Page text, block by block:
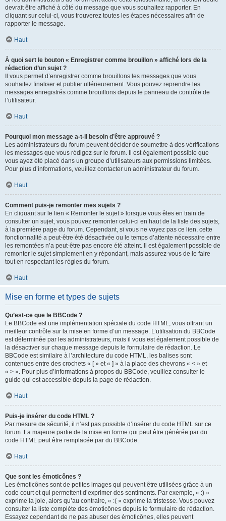
devrait être affiché à côté du message que vous souhaitez rapporter. En
cliquant sur celui-ci, vous trouverez toutes les étapes nécessaires afin de
rapporter le message.
Haut
À quoi sert le bouton « Enregistrer comme brouillon » affiché lors de la
rédaction d’un sujet ?
Il vous permet d’enregistrer comme brouillons les messages que vous
souhaitez finaliser et publier ultérieurement. Vous pouvez reprendre les
messages enregistrés comme brouillons depuis le panneau de contrôle de
l’utilisateur.
Haut
Pourquoi mon message a-t-il besoin d’être approuvé ?
Les administrateurs du forum peuvent décider de soumettre à des vérifications
les messages que vous rédigez sur le forum. Il est également possible que
vous ayez été placé dans un groupe d’utilisateurs aux permissions limitées.
Pour plus d’informations, veuillez contacter un administrateur du forum.
Haut
Comment puis-je remonter mes sujets ?
En cliquant sur le lien « Remonter le sujet » lorsque vous êtes en train de
consulter un sujet, vous pouvez remonter celui-ci en haut de la liste des sujets,
à la première page du forum. Cependant, si vous ne voyez pas ce lien, cette
fonctionnalité a peut-être été désactivée ou le temps d’attente nécessaire entre
les remontées n’a peut-être pas encore été atteint. Il est également possible de
remonter le sujet simplement en y répondant, mais assurez-vous de le faire
tout en respectant les règles du forum.
Haut
Mise en forme et types de sujets
Qu’est-ce que le BBCode ?
Le BBCode est une implémentation spéciale du code HTML, vous offrant un
meilleur contrôle sur la mise en forme d’un message. L’utilisation du BBCode
est déterminée par les administrateurs, mais il vous est également possible de
la désactiver sur chaque message depuis le formulaire de rédaction. Le
BBCode est similaire à l’architecture du code HTML, les balises sont
contenues entre des crochets « [ » et « ] » à la place des chevrons « < » et
« > ». Pour plus d’informations à propos du BBCode, veuillez consulter le
guide qui est accessible depuis la page de rédaction.
Haut
Puis-je insérer du code HTML ?
Par mesure de sécurité, il n’est pas possible d’insérer du code HTML sur ce
forum. La majeure partie de la mise en forme qui peut être générée par du
code HTML peut être remplacée par du BBCode.
Haut
Que sont les émoticônes ?
Les émoticônes sont de petites images qui peuvent être utilisées grâce à un
code court et qui permettent d’exprimer des sentiments. Par exemple, « :) »
exprime la joie, alors qu’au contraire, « :( » exprime la tristesse. Vous pouvez
consulter la liste complète des émoticônes depuis le formulaire de rédaction.
Essayez cependant de ne pas abuser des émoticônes, elles peuvent